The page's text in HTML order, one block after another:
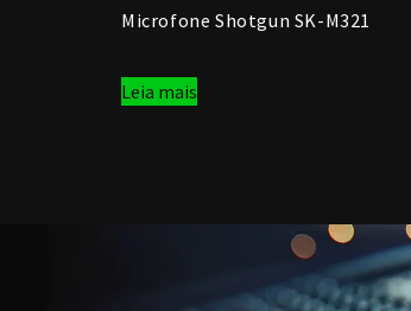
Microfone Shotgun SK-M321
Leia mais